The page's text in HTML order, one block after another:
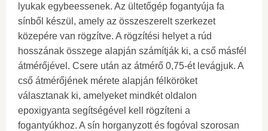
lyukak egybeessenek. Az ültetőgép fogantyúja fa
sínből készül, amely az összeszerelt szerkezet
közepére van rögzítve. A rögzítési helyet a rúd
hosszának összege alapján számítják ki, a cső másfél
átmérőjével. Csere után az átmérő 0,75-ét levágjuk. A
cső átmérőjének mérete alapján félköröket
választanak ki, amelyeket mindkét oldalon
epoxigyanta segítségével kell rögzíteni a
fogantyúkhoz. A sín horganyzott és fogóval szorosan